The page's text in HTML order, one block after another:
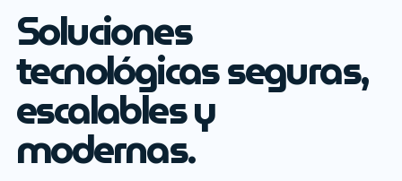
Soluciones
tecnológicas seguras,
escalables y
modernas.